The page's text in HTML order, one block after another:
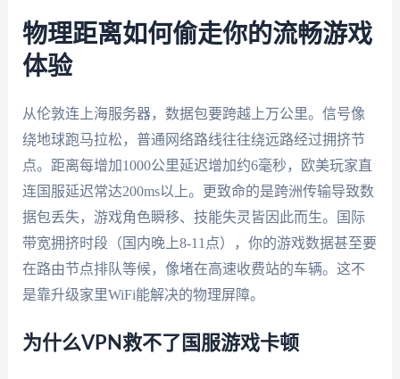
物理距离如何偷走你的流畅游戏
体验
从伦敦连上海服务器，数据包要跨越上万公里。信号像
绕地球跑马拉松，普通网络路线往往绕远路经过拥挤节
点。距离每增加1000公里延迟增加约6毫秒，欧美玩家直
连国服延迟常达200ms以上。更致命的是跨洲传输导致数
据包丢失，游戏角色瞬移、技能失灵皆因此而生。国际
带宽拥挤时段（国内晚上8-11点），你的游戏数据甚至要
在路由节点排队等候，像堵在高速收费站的车辆。这不
是靠升级家里WiFi能解决的物理屏障。
为什么VPN救不了国服游戏卡顿